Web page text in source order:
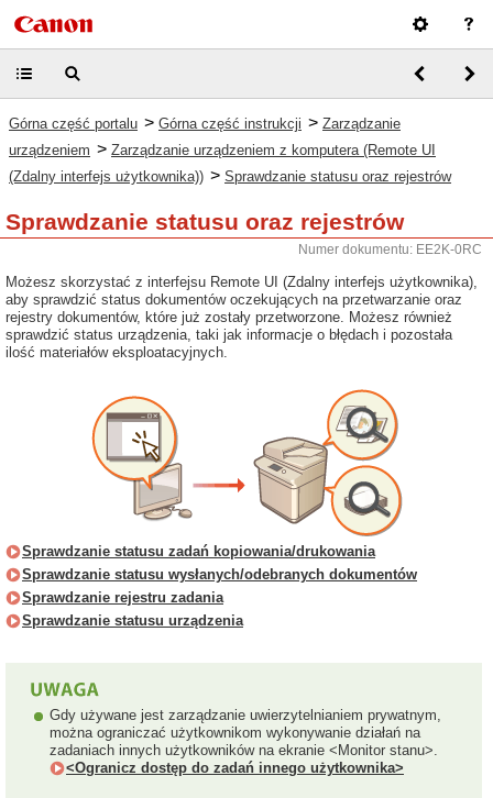
Górna część portalu > Górna część instrukcji > Zarządzanie
urządzeniem > Zarządzanie urządzeniem z komputera (Remote UI
(Zdalny interfejs użytkownika)) > Sprawdzanie statusu oraz rejestrów
Sprawdzanie statusu oraz rejestrów
Numer dokumentu: EE2K-0RC
Możesz skorzystać z interfejsu Remote UI (Zdalny interfejs użytkownika),
aby sprawdzić status dokumentów oczekujących na przetwarzanie oraz
rejestry dokumentów, które już zostały przetworzone. Możesz również
sprawdzić status urządzenia, taki jak informacje o błędach i pozostała
ilość materiałów eksploatacyjnych.
Sprawdzanie statusu zadań kopiowania/drukowania
Sprawdzanie statusu wysłanych/odebranych dokumentów
Sprawdzanie rejestru zadania
Sprawdzanie statusu urządzenia
Gdy używane jest zarządzanie uwierzytelnianiem prywatnym,
można ograniczać użytkownikom wykonywanie działań na
zadaniach innych użytkowników na ekranie <Monitor stanu>.
<Ogranicz dostęp do zadań innego użytkownika>